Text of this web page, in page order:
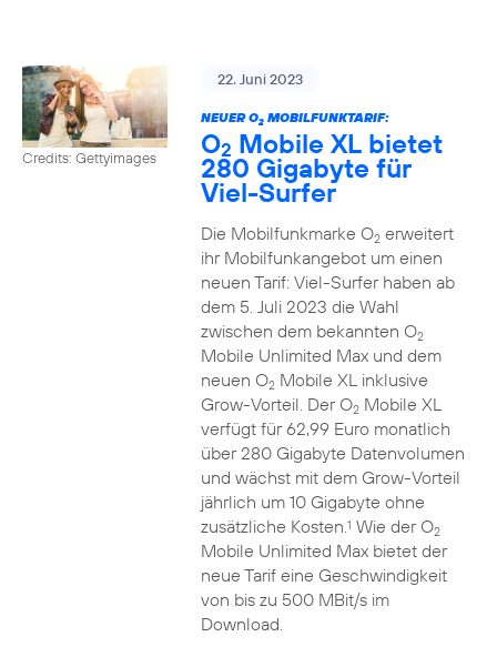
Credits: Gettyimages
22. Juni 2023
NEUER O2MOBILFUNKTARIF:
O2 Mobile XL bietet
280 Gigabyte für
Viel-Surfer
Die Mobilfunkmarke O2erweitert
ihr Mobilfunkangebot um einen
neuen Tarif: Viel-Surfer haben ab
dem 5. Juli 2023 die Wahl
zwischen dem bekannten O2
Mobile Unlimited Max und dem
neuen O2Mobile XL inklusive
Grow-Vorteil. Der O2Mobile XL
verfügt für 62,99 Euro monatlich
über 280 Gigabyte Datenvolumen
und wächst mit dem Grow-Vorteil
jährlich um 10 Gigabyte ohne
zusätzliche Kosten.1 Wie der O2
Mobile Unlimited Max bietet der
neue Tarif eine Geschwindigkeit
von bis zu 500 MBit/s im
Download.